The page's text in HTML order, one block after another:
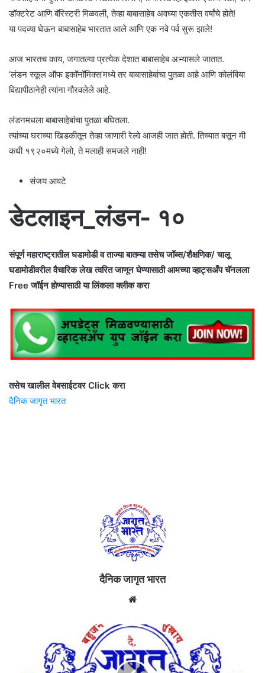
डॉक्टरेट आणि बॅरिस्टरी मिळवली, तेव्हा बाबासाहेब अवघ्या एकतीस वर्षांचे होते!
या पदव्या घेऊन बाबासाहेब भारतात आले आणि एक नवे पर्व सुरू झाले!
आज भारतच काय, जगातल्या प्रत्येक देशात बाबासाहेब अभ्यासले जातात.
‘लंडन स्कूल ऑफ इकॉनॉमिक्स’मध्ये तर बाबासाहेबांचा पुतळा आहे आणि कोलंबिया
विद्यापीठानेही त्यांना गौरवलेले आहे.
लंडनमधला बाबासाहेबांचा पुतळा बघितला.
त्यांच्या घराच्या खिडकीतून तेव्हा जाणारी रेल्वे आजही जात होती. तिच्यात बसून मी
कधी १९२०मध्ये गेलो, ते मलाही समजले नाही!
संजय आवटे
डेटलाइन_लंडन- १०
संपूर्ण महाराष्ट्रातील घडामोडी व ताज्या बातम्या तसेच जॉब्स/शैक्षणिक/ चालू
घडामोडीवरील वैचारिक लेख त्वरित जाणून घेण्यासाठी आमच्या व्हाट्सअँप चॅनलला
Free जॉईन होण्यासाठी या लिंकला क्लीक करा
तसेच खालील वेबसाईटवर Click करा
दैनिक जागृत भारत
दैनिक जागृत भारत
Website